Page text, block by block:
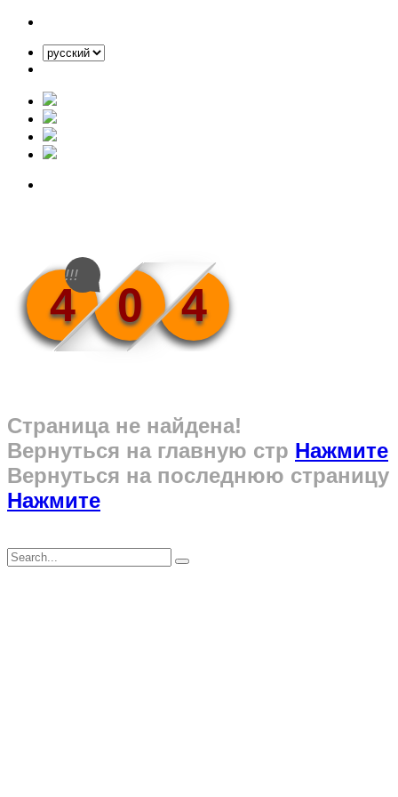
4 0 4
!!!
Страница не найдена!
Вернуться на главную стр Нажмите
Вернуться на последнюю страницу
Нажмите